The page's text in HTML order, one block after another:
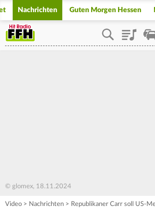
Nachrichten Guten Morgen Hessen
Playlist
© glomex, 18.11.2024
Video > Nachrichten > Republikaner Carr soll US-